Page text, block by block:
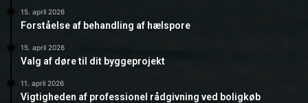
15. april 2026
Forståelse af behandling af hælspore
15. april 2026
Valg af døre til dit byggeprojekt
11. april 2026
Vigtigheden af professionel rådgivning ved boligkøb